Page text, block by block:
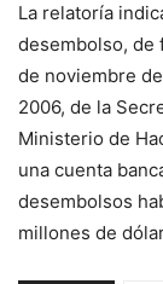
La relatoría
desembolso, de
de noviembre
2006, de la
Ministerio de
una cuenta
desembolsos
millones de